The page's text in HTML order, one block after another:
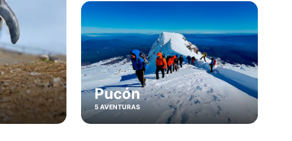
Pucón
5 AVENTURAS